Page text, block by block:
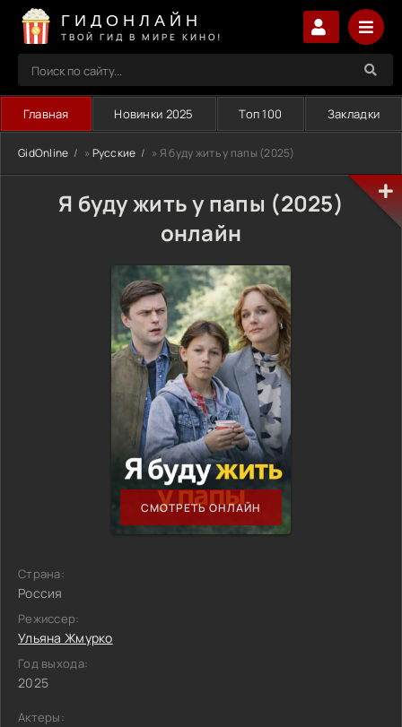
ГИДОНЛАЙН
ТВОЙ ГИД В МИРЕ КИНО!
Главная Новинки 2025 Топ 100 Закладки
GidOnline » Русские » Я буду жить у папы (2025)
Я буду жить у папы (2025)
онлайн
СМОТРЕТЬ ОНЛАЙН
Страна:
Россия
Режиссер:
Ульяна Жмурко
Год выхода:
2025
Актеры: